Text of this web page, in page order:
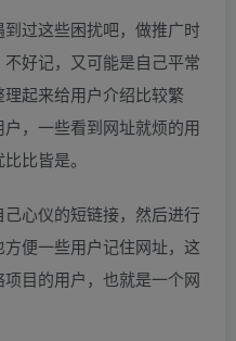
过这些困扰吧，做推广时
好记，又可能是自己平常
起来给用户介绍比较繁
，一些看到网址就烦的用
比皆是。
心仪的短链接，然后进行
便一些用户记住网址，这
目的用户，也就是一个网